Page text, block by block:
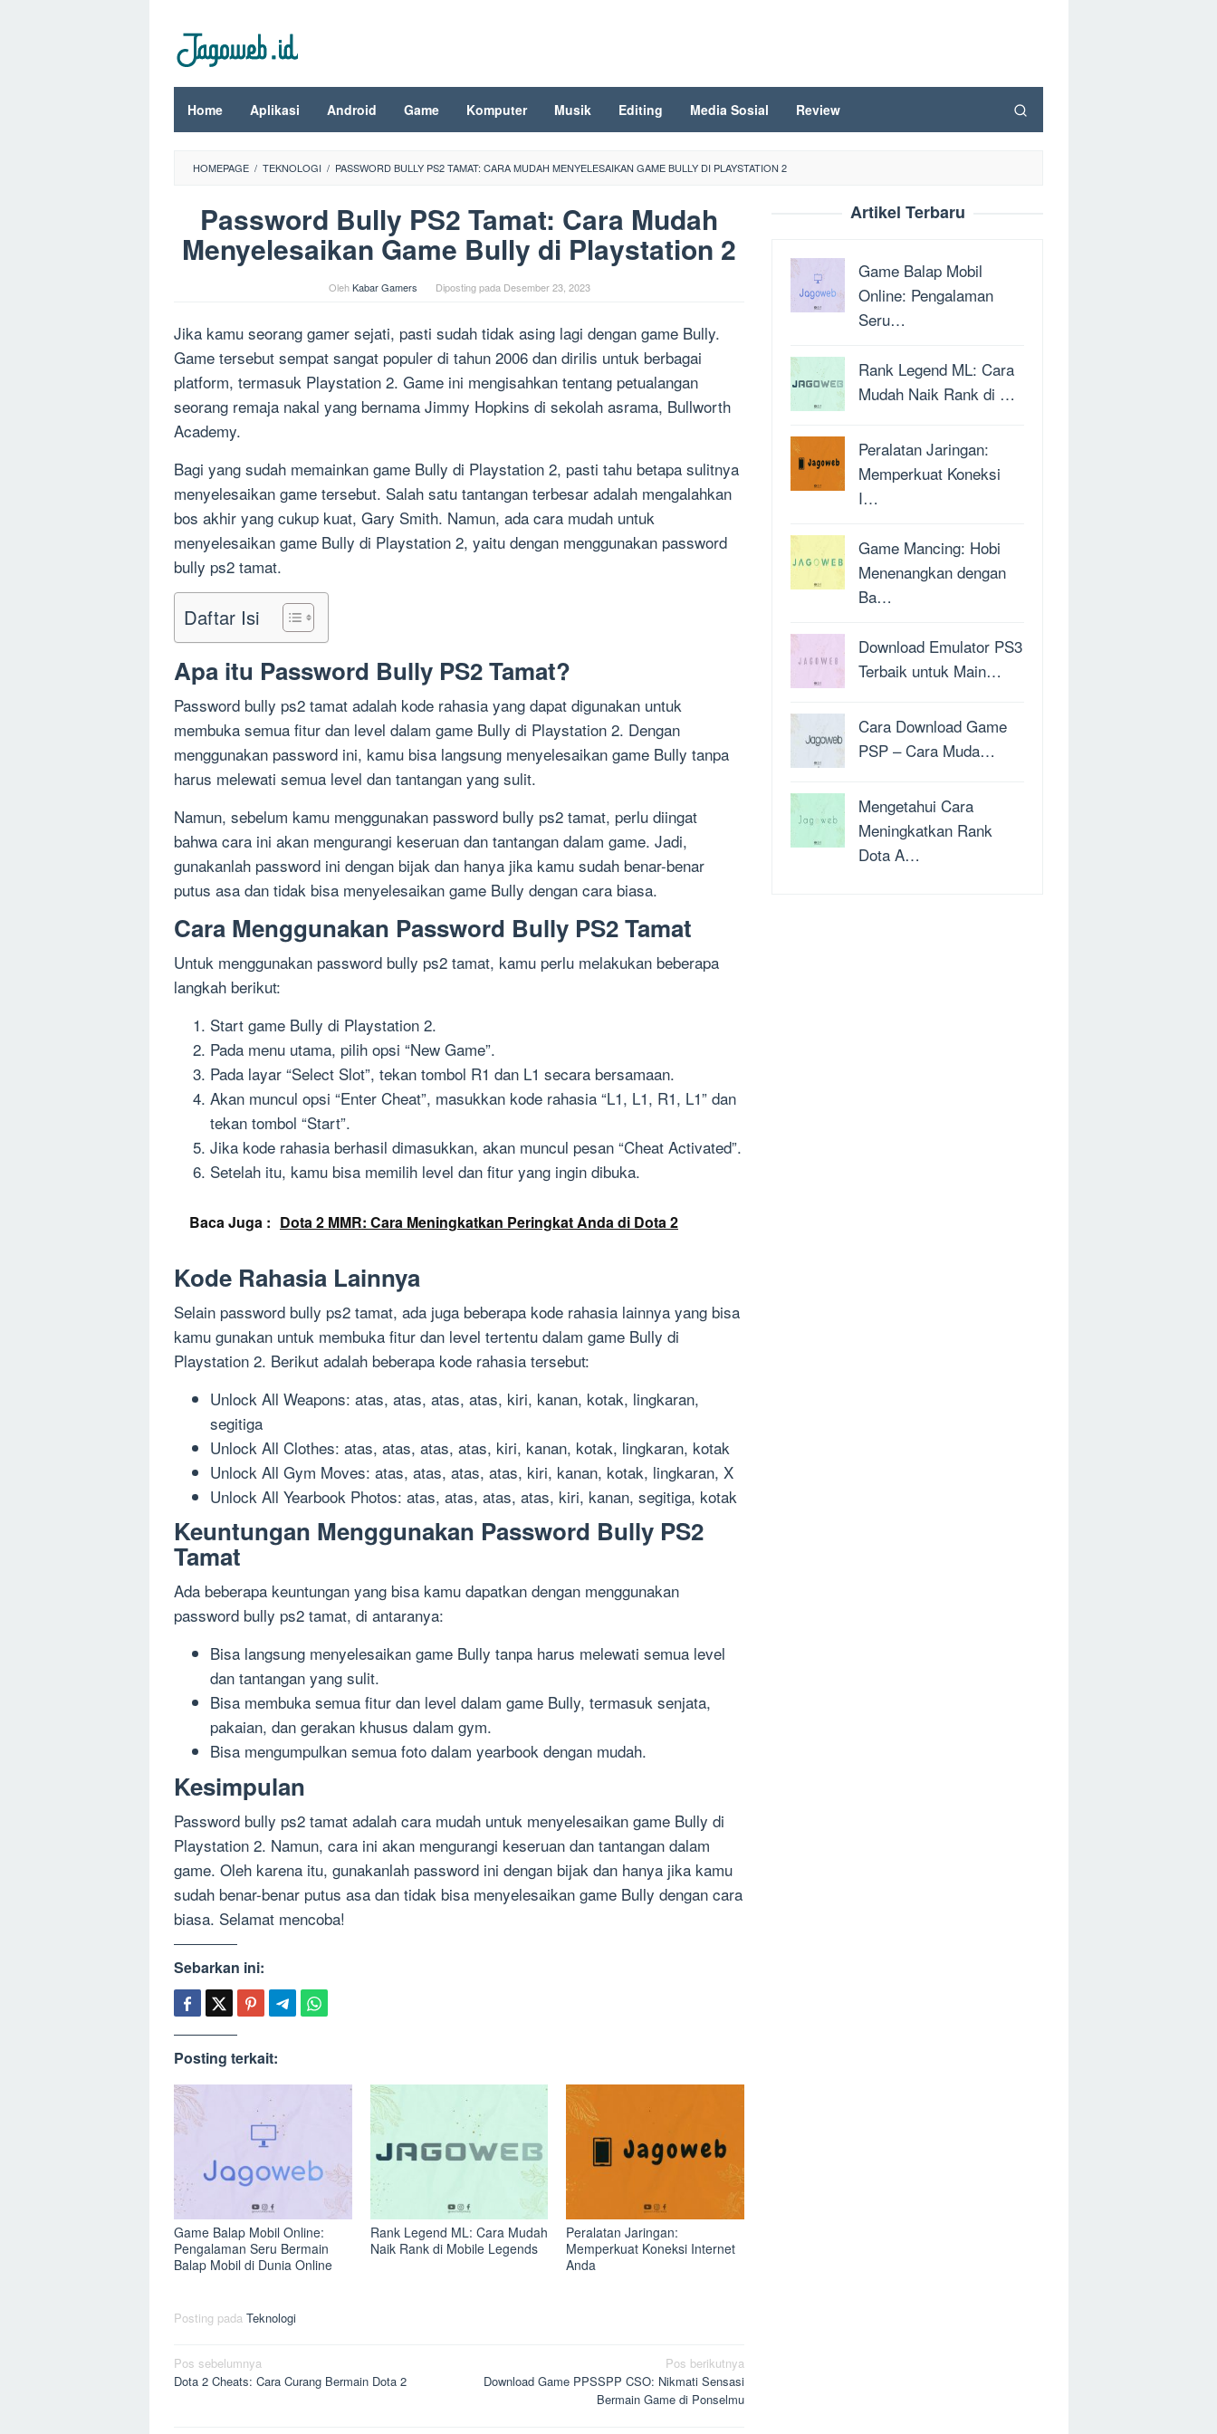
konten
Home Aplikasi Android Game Komputer Musik Editing Media Sosial Review
HOMEPAGE / TEKNOLOGI / PASSWORD BULLY PS2 TAMAT: CARA MUDAH MENYELESAIKAN GAME BULLY DI PLAYSTATION 2
Password Bully PS2 Tamat: Cara Mudah
Menyelesaikan Game Bully di Playstation 2
OlehKabar Gamers Diposting pada Desember 23, 2023
Jika kamu seorang gamer sejati, pasti sudah tidak asing lagi dengan game Bully.
Game tersebut sempat sangat populer di tahun 2006 dan dirilis untuk berbagai
platform, termasuk Playstation 2. Game ini mengisahkan tentang petualangan
seorang remaja nakal yang bernama Jimmy Hopkins di sekolah asrama, Bullworth
Academy.
Bagi yang sudah memainkan game Bully di Playstation 2, pasti tahu betapa sulitnya
menyelesaikan game tersebut. Salah satu tantangan terbesar adalah mengalahkan
bos akhir yang cukup kuat, Gary Smith. Namun, ada cara mudah untuk
menyelesaikan game Bully di Playstation 2, yaitu dengan menggunakan password
bully ps2 tamat.
Daftar Isi
Apa itu Password Bully PS2 Tamat?
Password bully ps2 tamat adalah kode rahasia yang dapat digunakan untuk
membuka semua fitur dan level dalam game Bully di Playstation 2. Dengan
menggunakan password ini, kamu bisa langsung menyelesaikan game Bully tanpa
harus melewati semua level dan tantangan yang sulit.
Namun, sebelum kamu menggunakan password bully ps2 tamat, perlu diingat
bahwa cara ini akan mengurangi keseruan dan tantangan dalam game. Jadi,
gunakanlah password ini dengan bijak dan hanya jika kamu sudah benar-benar
putus asa dan tidak bisa menyelesaikan game Bully dengan cara biasa.
Cara Menggunakan Password Bully PS2 Tamat
Untuk menggunakan password bully ps2 tamat, kamu perlu melakukan beberapa
langkah berikut:
Start game Bully di Playstation 2.
Pada menu utama, pilih opsi “New Game”.
Pada layar “Select Slot”, tekan tombol R1 dan L1 secara bersamaan.
Akan muncul opsi “Enter Cheat”, masukkan kode rahasia “L1, L1, R1, L1” dan
tekan tombol “Start”.
Jika kode rahasia berhasil dimasukkan, akan muncul pesan “Cheat Activated”.
Setelah itu, kamu bisa memilih level dan fitur yang ingin dibuka.
Baca Juga : Dota 2 MMR: Cara Meningkatkan Peringkat Anda di Dota 2
Kode Rahasia Lainnya
Selain password bully ps2 tamat, ada juga beberapa kode rahasia lainnya yang bisa
kamu gunakan untuk membuka fitur dan level tertentu dalam game Bully di
Playstation 2. Berikut adalah beberapa kode rahasia tersebut:
Unlock All Weapons: atas, atas, atas, atas, kiri, kanan, kotak, lingkaran,
segitiga
Unlock All Clothes: atas, atas, atas, atas, kiri, kanan, kotak, lingkaran, kotak
Unlock All Gym Moves: atas, atas, atas, atas, kiri, kanan, kotak, lingkaran, X
Unlock All Yearbook Photos: atas, atas, atas, atas, kiri, kanan, segitiga, kotak
Keuntungan Menggunakan Password Bully PS2
Tamat
Ada beberapa keuntungan yang bisa kamu dapatkan dengan menggunakan
password bully ps2 tamat, di antaranya:
Bisa langsung menyelesaikan game Bully tanpa harus melewati semua level
dan tantangan yang sulit.
Bisa membuka semua fitur dan level dalam game Bully, termasuk senjata,
pakaian, dan gerakan khusus dalam gym.
Bisa mengumpulkan semua foto dalam yearbook dengan mudah.
Kesimpulan
Password bully ps2 tamat adalah cara mudah untuk menyelesaikan game Bully di
Playstation 2. Namun, cara ini akan mengurangi keseruan dan tantangan dalam
game. Oleh karena itu, gunakanlah password ini dengan bijak dan hanya jika kamu
sudah benar-benar putus asa dan tidak bisa menyelesaikan game Bully dengan cara
biasa. Selamat mencoba!
Sebarkan ini:
Posting terkait:
Game Balap Mobil Online:
Pengalaman Seru Bermain
Balap Mobil di Dunia Online
Rank Legend ML: Cara Mudah
Naik Rank di Mobile Legends
Peralatan Jaringan:
Memperkuat Koneksi Internet
Anda
Posting pada Teknologi
Navigasi
pos
Pos sebelumnya
Dota 2 Cheats: Cara Curang Bermain Dota 2
Pos berikutnya
Download Game PPSSPP CSO: Nikmati Sensasi
Bermain Game di Ponselmu
Artikel Terbaru
Game Balap Mobil
Online: Pengalaman
Seru…
Rank Legend ML: Cara
Mudah Naik Rank di …
Peralatan Jaringan:
Memperkuat Koneksi
I…
Game Mancing: Hobi
Menenangkan dengan
Ba…
Download Emulator PS3
Terbaik untuk Main…
Cara Download Game
PSP – Cara Muda…
Mengetahui Cara
Meningkatkan Rank
Dota A…